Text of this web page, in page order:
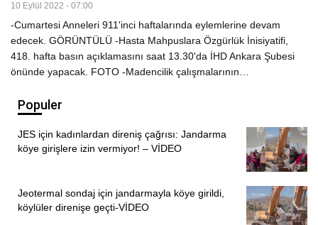
10 Eylül 2022 - 07:00
-Cumartesi Anneleri 911'inci haftalarında eylemlerine devam
edecek. GÖRÜNTÜLÜ -Hasta Mahpuslara Özgürlük İnisiyatifi,
418. hafta basın açıklamasını saat 13.30'da İHD Ankara Şubesi
önünde yapacak. FOTO -Madencilik çalışmalarının…
Populer
JES için kadınlardan direniş çağrısı: Jandarma
köye girişlere izin vermiyor! – VİDEO
Jeotermal sondaj için jandarmayla köye girildi,
köylüler direnişe geçti-VİDEO